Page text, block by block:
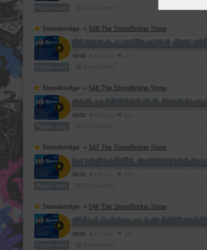
Радио-шоу
Stonebridge ➝ 549 The StoneBridge Show
60:00
Радио-шоу
Stonebridge ➝ 548 The StoneBridge Show
60:00
Радио-шоу
Stonebridge ➝ 547 The StoneBridge Show
60:01
Радио-шоу
Stonebridge ➝ 546 The StoneBridge Show
60:01
Радио-шоу